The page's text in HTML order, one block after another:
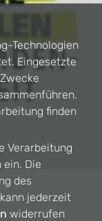
Technologien
Eingesetzte
finden
Verarbeitung
Die
des
jederzeit
widerrufen